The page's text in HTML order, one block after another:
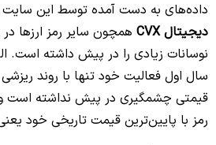
داده‌های به دست آمده توسط این
دیجیتال CVX
همچون سایر رمز ارزها
نوسانات زیادی را در پیش داشته است.
سال اول فعالیت خود تنها با روند
رمز با پایین‌ترین قیمت تاریخی خود یعنی 1.88 دلار مواجه